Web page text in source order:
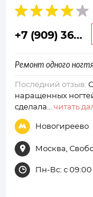
+7 (909) 36...
Ремонт одного
Последний отзыв:
наращенных
сделала…читать
Новогиреево
Москва,
Пн-Вс: с 09:00